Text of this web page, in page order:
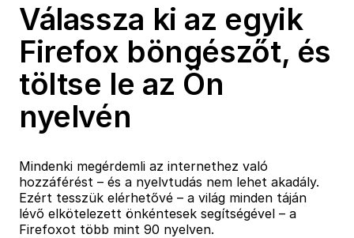
Válassza ki az egyik
Firefox böngészőt, és
töltse le az Ön
nyelvén
Mindenki megérdemli az internethez való
hozzáférést – és a nyelvtudás nem lehet akadály.
Ezért tesszük elérhetővé – a világ minden táján
lévő elkötelezett önkéntesek segítségével – a
Firefoxot több mint 90 nyelven.